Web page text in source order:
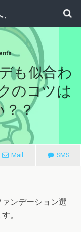
も似合わ
のコツは
？？
Mail SMS
ンデーション選
。